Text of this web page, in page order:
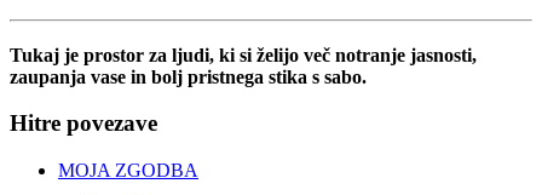
Tukaj je prostor za ljudi, ki si želijo več notranje jasnosti,
zaupanja vase in bolj pristnega stika s sabo.
Hitre povezave
MOJA ZGODBA